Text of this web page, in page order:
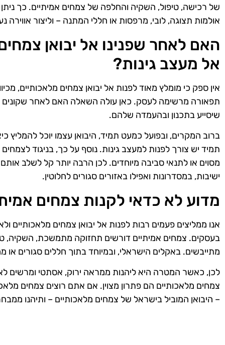
של רכישה, טיפול, השקיה והחלפה של צמחים אמיתיים. כך
אולמות תצוגה, לובי, מרפסות או חללי המתנה – וליצור אווירה
האם לאחר שפנינו אל יבואן
אל מעצב גינות?
אין ספק כי מומלץ מאוד לפנות אל יבואן צמחים מלאכותיים,
תפאורה מרשימה לעסק. כאן עולה השאלה האם לאחר שקונים
שיסייע בתכנון ובהעמדה שלהם.
ברוב המקרים, ובפועל כמעט תמיד, היבואן עצמו יוכל
תמיד יש צורך לפנות למעצב גינות. נוסף על כך, בניגוד
מסוים או לתנאי סביבה מיוחדים. לכן הרבה יותר קל לשלב
ישיבות, במסדרונות ואפילו באזורים סגורים לחלוטין.
מדוע לא כדאי לקנות צמחים
אנו ממליצים פעמים רבות לפנות אל יבואן צמחים מלאכותיים
בעסקים. צמחים אמיתיים דורשים תחזוקה מתמשכת, השקיה,
מתייבשים. באקלים הישראלי, ובמיוחד בתוך חללים סגורים
לכן, כאשר המטרה היא ליהנות ממראה ירוק, אסתטי ומרשים
– היבואן המוביל בישראל של צמחים מלאכותיים – ותיהנו